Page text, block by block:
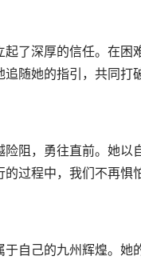
了深厚的信任。在
随她的指引，共同打
阻，勇往直前。她
过程中，我们不再惧
自己的九州辉煌。